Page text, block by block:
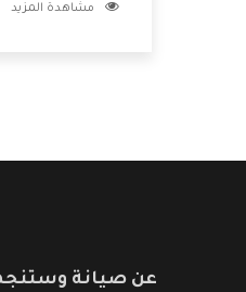
للعميل وان يستمتع
مشاهدة المزيد
عن صيانة